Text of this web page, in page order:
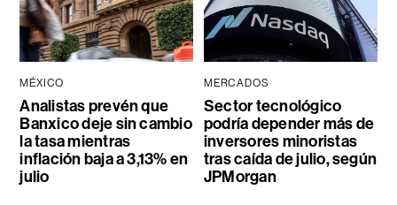
MÉXICO
Analistas prevén que
Banxico deje sin cambio
la tasa mientras
inflación baja a 3,13% en
julio
MERCADOS
Sector tecnológico
podría depender más de
inversores minoristas
tras caída de julio, según
JPMorgan